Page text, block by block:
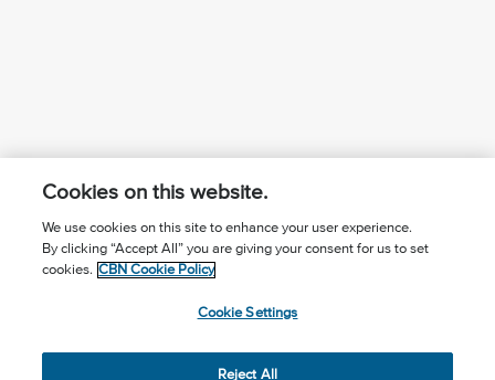
¿Conoces a Jesús?
Suscríbase al boletín
Seguir Mundo Cristiano
Cookies on this website.
We use cookies on this site to enhance your user experience.
By clicking “Accept All” you are giving your consent for us to set
cookies. CBN Cookie Policy
Cookie Settings
Reject All